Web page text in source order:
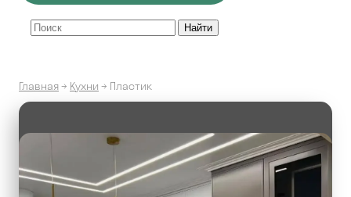
Главная→ Кухни → Пластик